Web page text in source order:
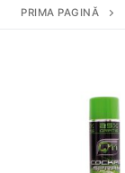
PRIMA PAGINĂ